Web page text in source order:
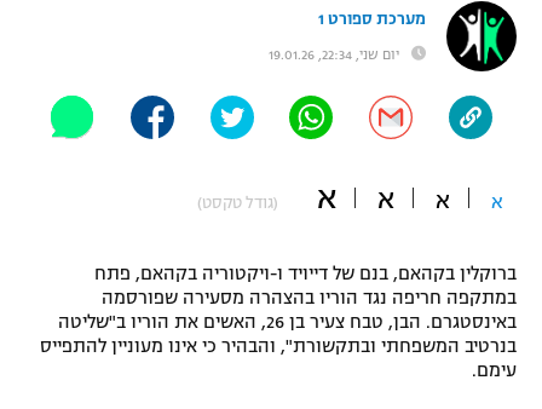
"מעל הליגה" – פודקאסט
"מחצית בשכונה" – פודקאסט
תקנון עבור פעילות אלקטרה
תקנון עבור פעילות ספורט 1 – "מרלן"
גיימינג E-Sports
בני יהודה
היאבקות WWE
אופניים
פוטבול אמריקאי NFL
בייסבול MLB
מערכת ספורט 1
יום שני, 22:34, 19.01.26
א א א א (גודל טקסט)
ברוקלין בקהאם, בנם של דייויד ו-ויקטוריה בקהאם, פתח
במתקפה חריפה נגד הוריו בהצהרה מסעירה שפורסמה
באינסטגרם. הבן, טבח צעיר בן 26, האשים את הוריו ב"שליטה
בנרטיב המשפחתי ובתקשורת", והבהיר כי אינו מעוניין להתפייס
עימם.